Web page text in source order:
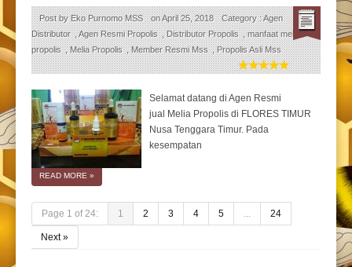
Post byEko Purnomo MSS onApril 25, 2018 Category :Agen
Distributor ,Agen Resmi Propolis ,Distributor Propolis ,manfaat melia
propolis ,Melia Propolis ,Member Resmi Mss ,Propolis Asli Mss
Selamat datang di Agen Resmi
jual Melia Propolis di FLORES TIMUR
Nusa Tenggara Timur. Pada
kesempatan
READ MORE »
Page 1 of 24: 1 2 3 4 5 ... 24
Next »